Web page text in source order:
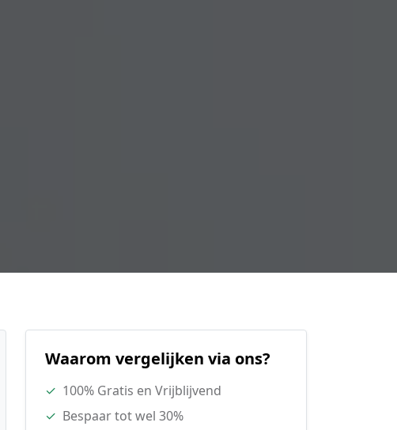
Waarom vergelijken via ons?
✓ 100% Gratis en Vrijblijvend
✓ Bespaar tot wel 30%